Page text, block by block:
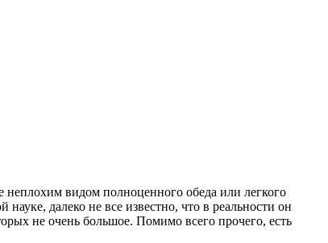
неплохим видом полноценного обеда или легкого
далеко не все известно, что в реальности он
не очень большое. Помимо всего прочего, есть